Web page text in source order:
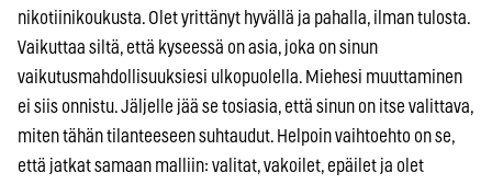
nikotiinikoukusta. Olet yrittänyt hyvällä ja pahalla, ilman tulosta.
Vaikuttaa siltä, että kyseessä on asia, joka on sinun
vaikutusmahdollisuuksiesi ulkopuolella. Miehesi muuttaminen
ei siis onnistu. Jäljelle jää se tosiasia, että sinun on itse valittava,
miten tähän tilanteeseen suhtaudut. Helpoin vaihtoehto on se,
että jatkat samaan malliin: valitat, vakoilet, epäilet ja olet